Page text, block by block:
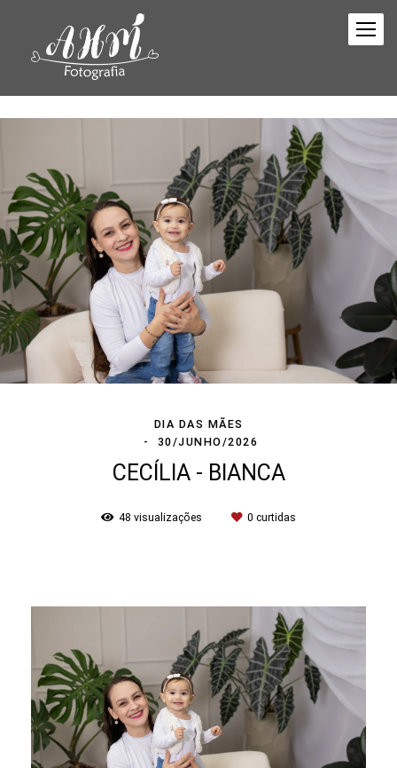
DIA DAS MÃES
30/JUNHO/2026
CECÍLIA - BIANCA
48 visualizações 0 curtidas